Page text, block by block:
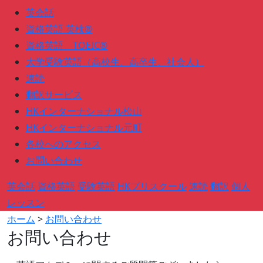
英会話
資格英語 英検®
資格英語 TOEIC®
大学受験英語（高校生、高卒生、社会人）
速読
翻訳サービス
HKインターナショナル松山
HKインターナショナル元町
各校へのアクセス
お問い合わせ
英会話 資格英語 受験英語 HKプリスクール速読翻訳 個人
レッスン
ホーム > お問い合わせ
お問い合わせ